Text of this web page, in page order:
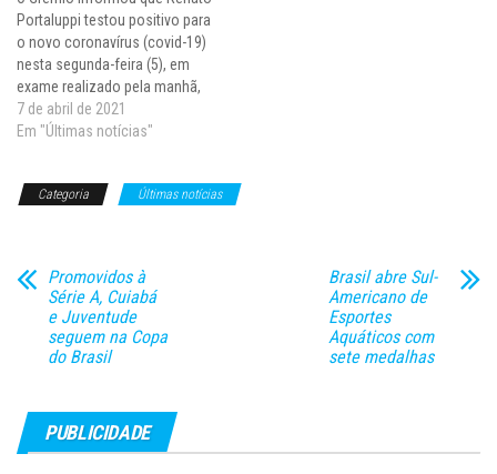
Portaluppi testou positivo para
o novo coronavírus (covid-19)
nesta segunda-feira (5), em
exame realizado pela manhã,
após o técnico reclamar de
dores musculares, febre e
na quarta-feira (7), contra o
7 de abril de 2021
Em "Últimas notícias"
Categoria Últimas notícias
Promovidos à
Série A, Cuiabá
e Juventude
seguem na Copa
do Brasil
Brasil abre Sul-
Americano de
Esportes
Aquáticos com
sete medalhas
PUBLICIDADE